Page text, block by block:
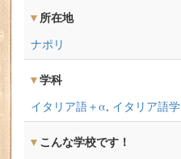
所在地
ナポリ
学科
イタリア語＋α, イタリア語学
こんな学校です！